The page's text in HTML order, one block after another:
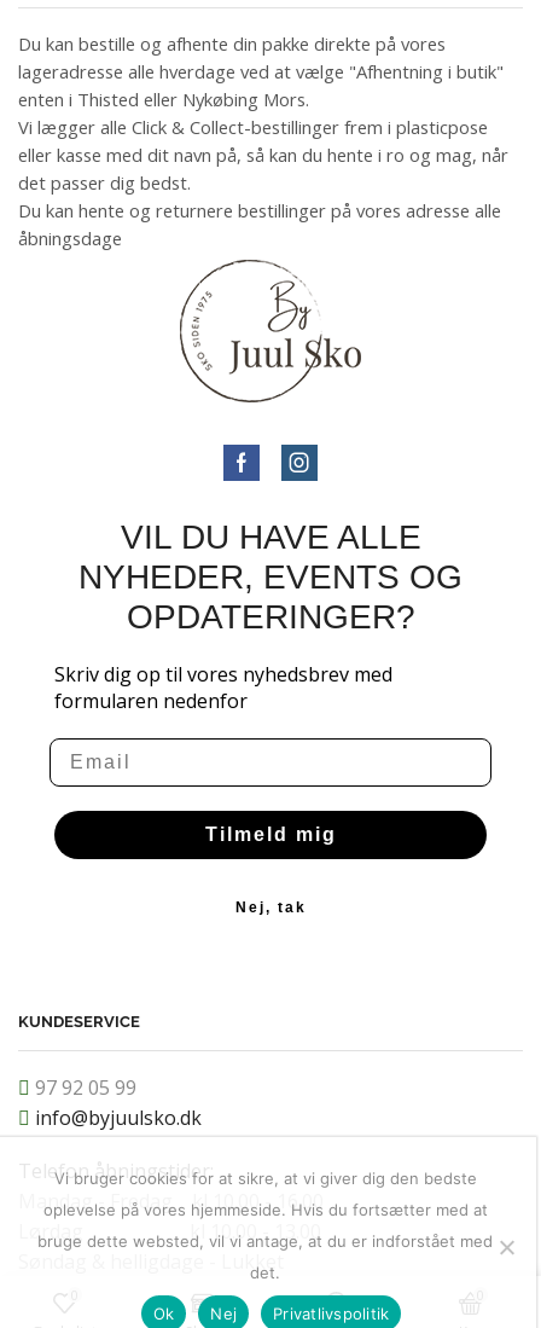
Du kan bestille og afhente din pakke direkte på vores
lageradresse alle hverdage ved at vælge "Afhentning i butik"
enten i Thisted eller Nykøbing Mors.
Vi lægger alle Click & Collect-bestillinger frem i plasticpose
eller kasse med dit navn på, så kan du hente i ro og mag, når
det passer dig bedst.
Du kan hente og returnere bestillinger på vores adresse alle
åbningsdage
VIL DU HAVE ALLE
NYHEDER, EVENTS OG
OPDATERINGER?
Skriv dig op til vores nyhedsbrev med
formularen nedenfor
Email
Tilmeld mig
Nej, tak
KUNDESERVICE
97 92 05 99
info@byjuulsko.dk
Telefon åbningstider:
Mandag - Fredag kl 10.00 - 16.00
Lørdag kl 10.00 - 13.00
Søndag & helligdage - Lukket
Vi bruger cookies for at sikre, at vi giver dig den bedste
oplevelse på vores hjemmeside. Hvis du fortsætter med at
bruge dette websted, vil vi antage, at du er indforstået med
det.
Ok Nej Privatlivspolitik